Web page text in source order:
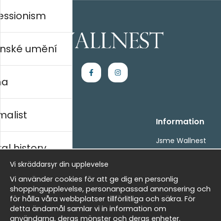
Handla
Villkor
- Returer och återbetalningar
Om cookies
Mina favoriter
Information
Jsme Wallnest
FAQ
Newsletter
umění
history
Vi skräddarsyr din upplevelse
Vi använder cookies för att ge dig en personlig
shoppingupplevelse, personanpassad annonsering och
för hålla våra webbplatser tillförlitliga och säkra. För
detta ändamål samlar vi in information om
användarna, deras mönster och deras enheter.